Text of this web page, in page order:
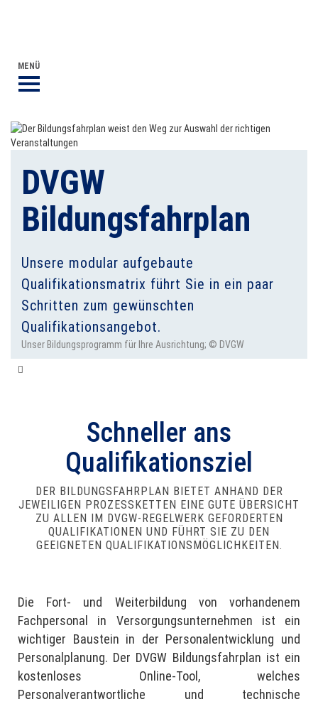
MENÜ
DVGW
Bildungsfahrplan
Unsere modular aufgebaute
Qualifikationsmatrix führt Sie in ein paar
Schritten zum gewünschten
Qualifikationsangebot.
Unser Bildungsprogramm für Ihre Ausrichtung; © DVGW
Schneller ans
Qualifikationsziel
DER BILDUNGSFAHRPLAN BIETET ANHAND DER
JEWEILIGEN PROZESSKETTEN EINE GUTE ÜBERSICHT
ZU ALLEN IM DVGW-REGELWERK GEFORDERTEN
QUALIFIKATIONEN UND FÜHRT SIE ZU DEN
GEEIGNETEN QUALIFIKATIONSMÖGLICHKEITEN.
Die Fort- und Weiterbildung von vorhandenem
Fachpersonal in Versorgungsunternehmen ist ein
wichtiger Baustein in der Personalentwicklung und
Personalplanung. Der DVGW Bildungsfahrplan ist ein
kostenloses Online-Tool, welches
Personalverantwortliche und technische